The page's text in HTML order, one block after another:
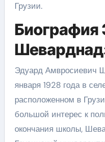
Грузии.
Биография
Эдуард Амвросиевич
января 1928 года в
расположенном в
большой интерес к
окончания школы,